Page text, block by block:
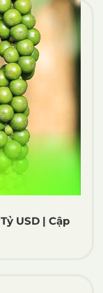
USD | Cập